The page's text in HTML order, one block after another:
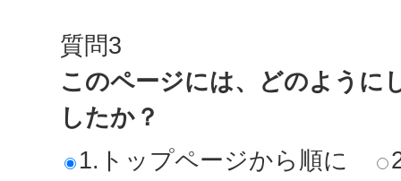
質問3
このページには、どのように
したか？
1.トップページから順に